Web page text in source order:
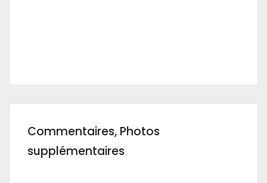
Commentaires, Photos
supplémentaires